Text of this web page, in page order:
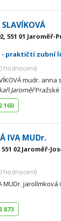
551 01 Jaroměř-
- praktičtí zubní
hodnocení)
mudr.
JaroměřPražské
160
IVA MUDr.
02 Jaroměř-
hodnocení)
MUDr.
873